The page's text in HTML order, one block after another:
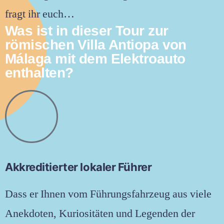
fragt ihr euch…
Was ist in dieser Tour zur
römischen Villa Antiopa von
Málaga mit dem Elektroauto
enthalten?
Akkreditierter lokaler Führer
Dass er Ihnen vom Führungsfahrzeug aus viele
Anekdoten, Kuriositäten und Legenden der